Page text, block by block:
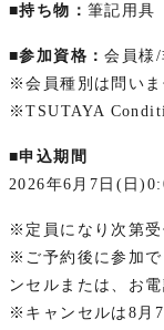
■持ち物： 筆記用具
■参加資格：会員様/
※会員種別は問いま
※TSUTAYA
■申込期間
2026年6月7日(日
※定員になり次第受
※ご予約後に参加で
ンセルまたは、お
※キャンセルは8月